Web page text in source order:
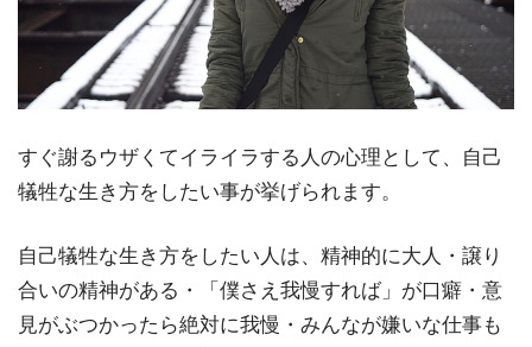
すぐ謝るウザくてイライラする人の心理として、自己
犠牲な生き方をしたい事が挙げられます。
自己犠牲な生き方をしたい人は、精神的に大人・譲り
合いの精神がある・「僕さえ我慢すれば」が口癖・意
見がぶつかったら絶対に我慢・みんなが嫌いな仕事も